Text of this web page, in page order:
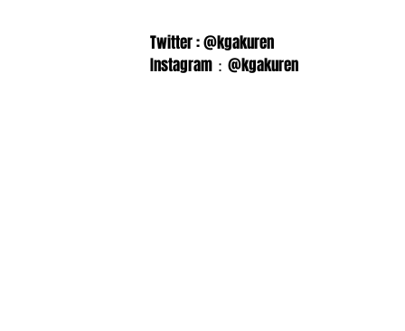
Twitter : @kgakuren
Instagram：@kgakuren